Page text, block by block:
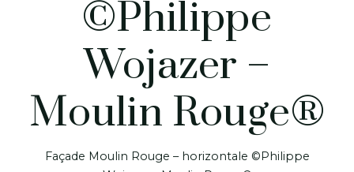
©Philippe
Wojazer –
Moulin Rouge®
Façade Moulin Rouge – horizontale ©Philippe